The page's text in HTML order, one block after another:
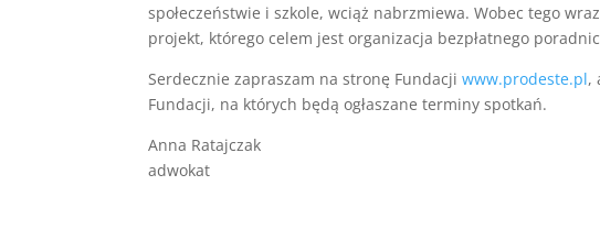
społeczeństwie i szkole, wciąż nabrzmiewa. Wobec tego
projekt, którego celem jest organizacja bezpłatnego
Serdecznie zapraszam na stronę Fundacjiwww.prodeste.pl,
Fundacji, na których będą ogłaszane terminy spotkań.
Anna Ratajczak
adwokat